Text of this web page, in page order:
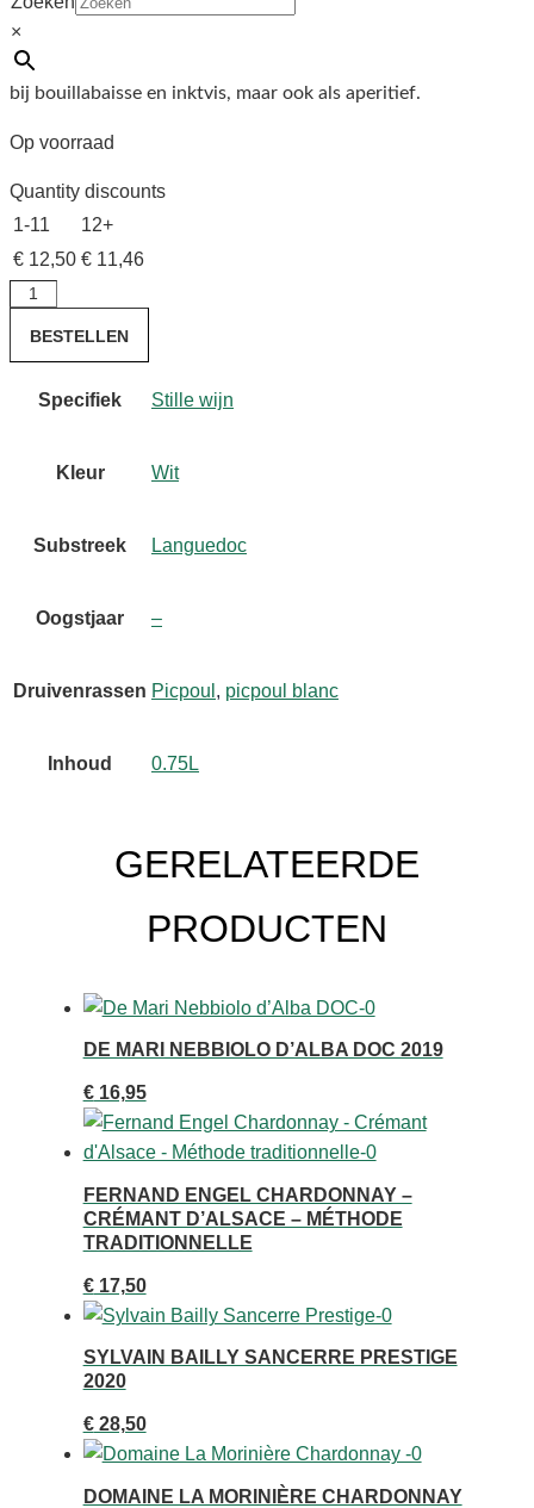
×
die toch rond genoemd kan worden.
Oester in de schelp, en nu ook oesters in het glas. Heel lekker
bij bouillabaisse en inktvis, maar ook als aperitief.
Op voorraad
Quantity discounts
1-11
12+
€ 12,50 € 11,46
Ormarine
Duc
Morny
BESTELLEN
Specifiek Stille wijn
Kleur Wit
Substreek Languedoc
Oogstjaar –
Druivenrassen Picpoul , picpoul blanc
Inhoud 0.75L
GERELATEERDE
PRODUCTEN
DE MARI NEBBIOLO D’ALBA DOC 2019
€16,95
FERNAND ENGEL CHARDONNAY –
CRÉMANT D’ALSACE – MÉTHODE
TRADITIONNELLE
€17,50
SYLVAIN BAILLY SANCERRE PRESTIGE
2020
€28,50
DOMAINE LA MORINIÈRE CHARDONNAY